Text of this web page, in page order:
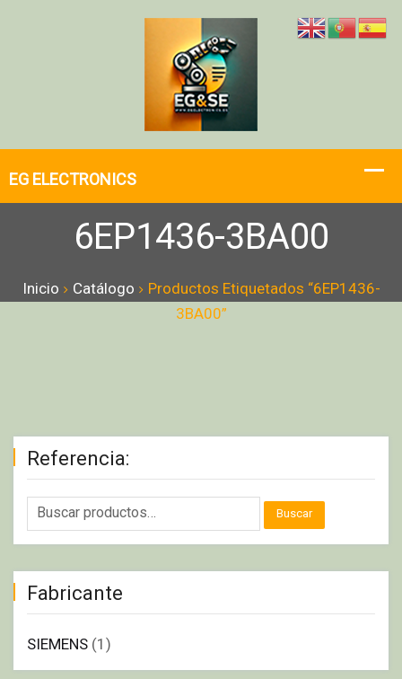
6EP1436-3BA00
Inicio Catálogo
Productos Etiquetados “6EP1436-
3BA00”
Referencia:
Buscar
Fabricante
SIEMENS (1)